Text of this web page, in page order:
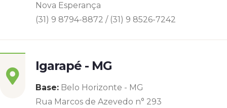
Nova Esperança
(31) 9 8794-8872 / (31) 9 8526-7242
Igarapé - MG
Base: Belo Horizonte - MG
Rua Marcos de Azevedo n° 293